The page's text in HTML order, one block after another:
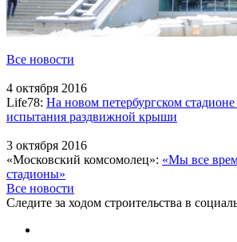
Все новости
4 октября 2016
Life78: На новом петербургском
испытания раздвижной крыши
3 октября 2016
«Московский комсомолец»: «Мы все
стадионы»
Все новости
Следите за ходом строительства в